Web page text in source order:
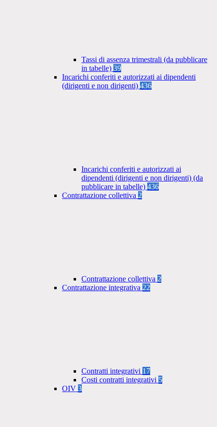
Tassi di assenza trimestrali (da pubblicare
in tabelle) 39
Incarichi conferiti e autorizzati ai dipendenti
(dirigenti e non dirigenti) 436
Incarichi conferiti e autorizzati ai
dipendenti (dirigenti e non dirigenti) (da
pubblicare in tabelle) 436
Contrattazione collettiva 2
Contrattazione collettiva 2
Contrattazione integrativa 22
Contratti integrativi 17
Costi contratti integrativi 5
OIV 3